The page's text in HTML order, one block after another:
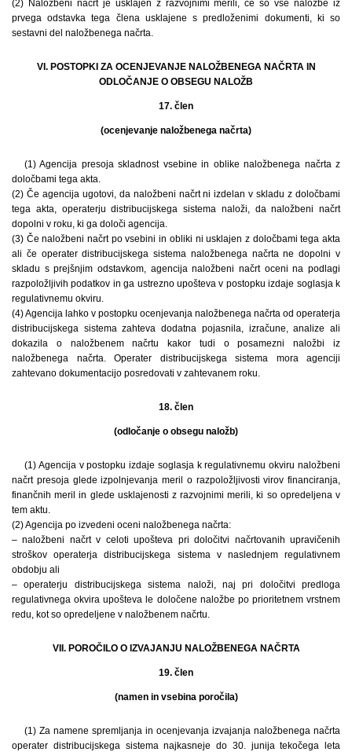
(2) Naložbeni načrt je usklajen z razvojnimi merili, če so vse naložbe iz
prvega odstavka tega člena usklajene s predloženimi dokumenti, ki so
sestavni del naložbenega načrta.
VI. POSTOPKI ZA OCENJEVANJE NALOŽBENEGA NAČRTA IN
ODLOČANJE O OBSEGU NALOŽB
17. člen
(ocenjevanje naložbenega načrta)
(1) Agencija presoja skladnost vsebine in oblike naložbenega načrta z
določbami tega akta.
(2) Če agencija ugotovi, da naložbeni načrt ni izdelan v skladu z določbami
tega akta, operaterju distribucijskega sistema naloži, da naložbeni načrt
dopolni v roku, ki ga določi agencija.
(3) Če naložbeni načrt po vsebini in obliki ni usklajen z določbami tega akta
ali če operater distribucijskega sistema naložbenega načrta ne dopolni v
skladu s prejšnjim odstavkom, agencija naložbeni načrt oceni na podlagi
razpoložljivih podatkov in ga ustrezno upošteva v postopku izdaje soglasja k
regulativnemu okviru.
(4) Agencija lahko v postopku ocenjevanja naložbenega načrta od operaterja
distribucijskega sistema zahteva dodatna pojasnila, izračune, analize ali
dokazila o naložbenem načrtu kakor tudi o posamezni naložbi iz
naložbenega načrta. Operater distribucijskega sistema mora agenciji
zahtevano dokumentacijo posredovati v zahtevanem roku.
18. člen
(odločanje o obsegu naložb)
(1) Agencija v postopku izdaje soglasja k regulativnemu okviru naložbeni
načrt presoja glede izpolnjevanja meril o razpoložljivosti virov financiranja,
finančnih meril in glede usklajenosti z razvojnimi merili, ki so opredeljena v
tem aktu.
(2) Agencija po izvedeni oceni naložbenega načrta:
– naložbeni načrt v celoti upošteva pri določitvi načrtovanih upravičenih
stroškov operaterja distribucijskega sistema v naslednjem regulativnem
obdobju ali
– operaterju distribucijskega sistema naloži, naj pri določitvi predloga
regulativnega okvira upošteva le določene naložbe po prioritetnem vrstnem
redu, kot so opredeljene v naložbenem načrtu.
VII. POROČILO O IZVAJANJU NALOŽBENEGA NAČRTA
19. člen
(namen in vsebina poročila)
(1) Za namene spremljanja in ocenjevanja izvajanja naložbenega načrta
operater distribucijskega sistema najkasneje do 30. junija tekočega leta